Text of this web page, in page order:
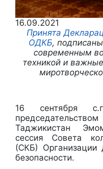
16.09.2021
Принята
ОДКБ,
современным
техникой и
16 сентября
Таджикистан
сессия Совета
(СКБ) Организации
безопасности.